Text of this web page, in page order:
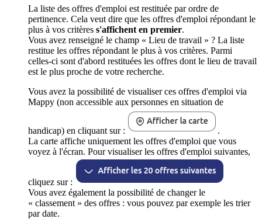
La liste des offres d'emploi est restituée par ordre de
pertinence. Cela veut dire que les offres d'emploi répondant le
plus à vos critères s'affichent en premier.
Vous avez renseigné le champ « Lieu de travail » ? La liste
restitue les offres répondant le plus à vos critères. Parmi
celles-ci sont d'abord restituées les offres dont le lieu de travail
est le plus proche de votre recherche.
Vous avez la possibilité de visualiser ces offres d'emploi via
Mappy (non accessible aux personnes en situation de
handicap) en cliquant sur :
.
La carte affiche uniquement les offres d'emploi que vous
voyez à l'écran. Pour visualiser les offres d'emploi suivantes,
cliquez sur :
Vous avez également la possibilité de changer le
« classement » des offres : vous pouvez par exemple les trier
par date.